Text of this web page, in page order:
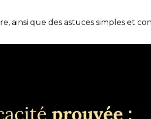
que des astuces simples et